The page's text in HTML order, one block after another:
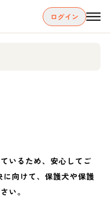
ログイン
いるため、安心してご
向けて、保護犬や保護
い。